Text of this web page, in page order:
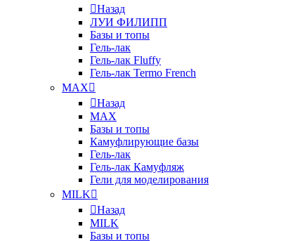
Назад
ЛУИ ФИЛИПП
Базы и топы
Гель-лак
Гель-лак Fluffy
Гель-лак Termo French
MAX
Назад
MAX
Базы и топы
Камуфлирующие базы
Гель-лак
Гель-лак Камуфляж
Гели для моделирования
MILK
Назад
MILK
Базы и топы